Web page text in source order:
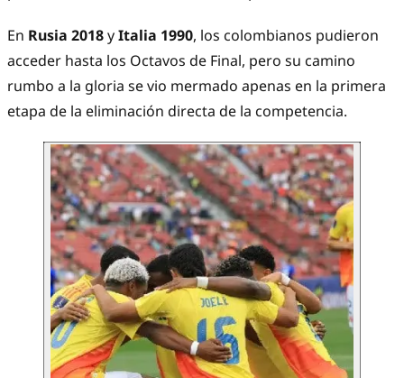
En Rusia 2018yItalia 1990, los colombianos pudieron
acceder hasta los Octavos de Final, pero su camino
rumbo a la gloria se vio mermado apenas en la primera
etapa de la eliminación directa de la competencia.